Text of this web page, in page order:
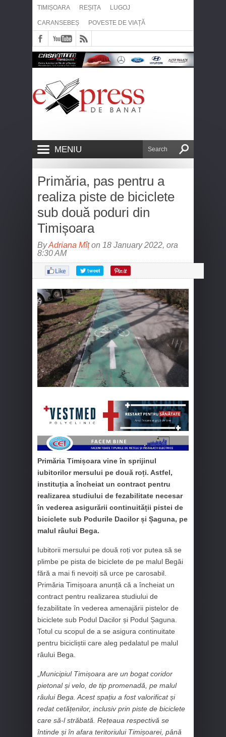
TIMIȘOARA REȘIȚA LUGOJ
CARANSEBEȘ POVESTE DE VIAȚĂ
MENIU
Primăria, pas pentru a
realiza piste de biciclete
sub două poduri din
Timișoara
ByAdriana Mîțon 18 January 2022, ora
8:30 AM
Primăria Timișoara vine în sprijinul
iubitorilor mersului pe două roți. Astfel,
instituția a încheiat un contract pentru
realizarea studiului de fezabilitate necesar
în vederea asigurării continuității pistei de
biciclete sub Podurile Dacilor și Șaguna, pe
malul râului Bega.
Iubitorii mersului pe două roți vor putea să se
plimbe pe pista de biciclete de pe malul Begăi
fără a mai fi nevoiți să urce pe carosabil.
Primăria Timișoara anunță că a încheiat un
contract pentru realizarea studiului de
fezabilitate în vederea amenajării pistelor de
biciclete sub Podul Dacilor și Podul Șaguna.
Totul cu scopul de a se asigura continuitate
pentru bicicliștii care aleg pedalatul pe malul
râului Bega.
„Municipiul Timișoara are un bogat coridor
pietonal și velo, de tip promenadă, pe malul
râului Bega. Acest spațiu a fost valorificat și
redat cetățenilor, inclusiv prin piste de biciclete
care să-l străbată. Rețeaua respectivă se
întinde și în afara teritoriului Timișoarei, până